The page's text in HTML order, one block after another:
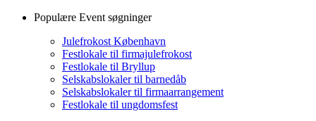
Populære Event søgninger
Julefrokost København
Festlokale til firmajulefrokost
Festlokale til Bryllup
Selskabslokaler til barnedåb
Selskabslokaler til firmaarrangement
Festlokale til ungdomsfest